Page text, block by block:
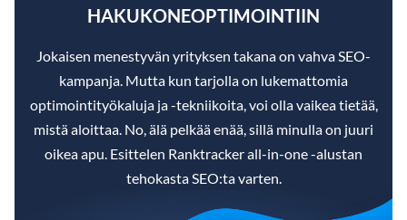
HAKUKONEOPTIMOINTIIN
Jokaisen menestyvän yrityksen takana on vahva SEO-
kampanja. Mutta kun tarjolla on lukemattomia
optimointityökaluja ja -tekniikoita, voi olla vaikea tietää,
mistä aloittaa. No, älä pelkää enää, sillä minulla on juuri
oikea apu. Esittelen Ranktracker all-in-one -alustan
tehokasta SEO:ta varten.